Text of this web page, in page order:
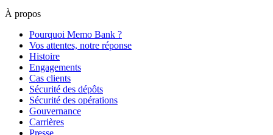
À propos
Pourquoi Memo Bank ?
Vos attentes, notre réponse
Histoire
Engagements
Cas clients
Sécurité des dépôts
Sécurité des opérations
Gouvernance
Carrières
Presse